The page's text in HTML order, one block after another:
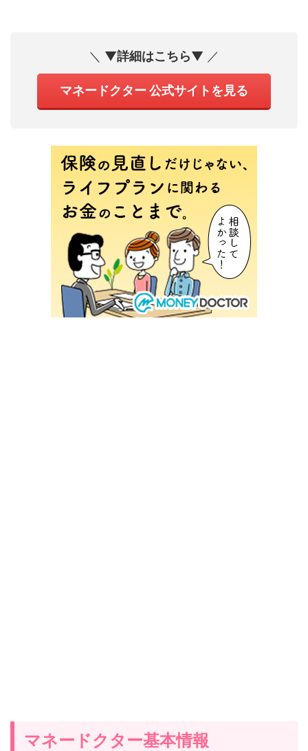
＼ ▼詳細はこちら▼ ／
マネードクター 公式サイトを見る
マネードクター基本情報